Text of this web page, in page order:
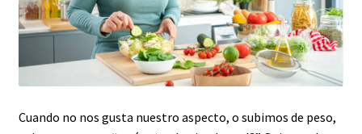
Tienda
Cuando no nos gusta nuestro aspecto, o subimos de peso,